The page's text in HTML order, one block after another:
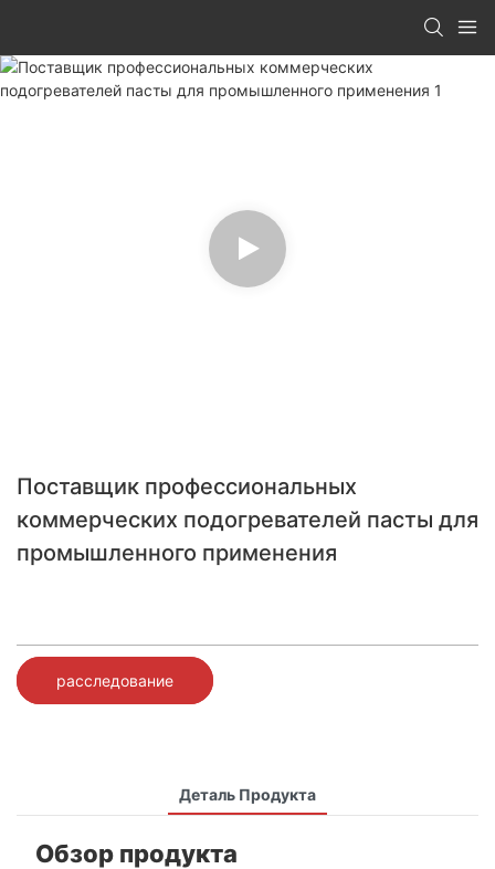
Поставщик профессиональных
коммерческих подогревателей пасты для
промышленного применения
расследование
Деталь Продукта
Обзор продукта